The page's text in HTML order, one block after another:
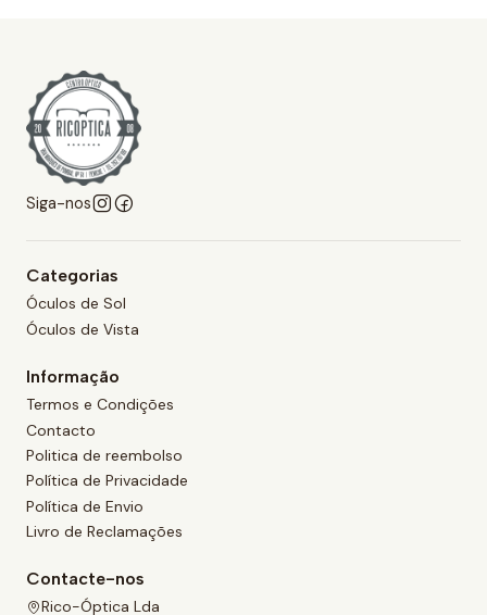
Siga-nos
Categorias
Óculos de Sol
Óculos de Vista
Informação
Termos e Condições
Contacto
Politica de reembolso
Política de Privacidade
Política de Envio
Livro de Reclamações
Contacte-nos
Rico-Óptica Lda